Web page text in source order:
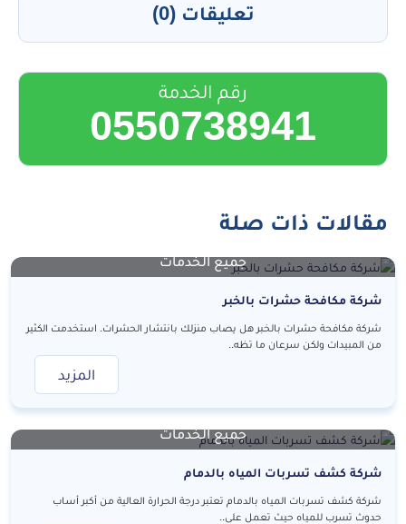
تعليقات (0)
رقم الخدمة
0550738941
مقالات ذات صلة
جميع الخدمات
شركة مكافحة حشرات بالخبر
شركة مكافحة حشرات بالخبر هل يصاب منزلك بانتشار الحشرات. استخدمت الكثير
من المبيدات ولكن سرعان ما تظه..
المزيد
جميع الخدمات
شركة كشف تسربات المياه بالدمام
شركة كشف تسربات المياه بالدمام تعتبر درجة الحرارة العالية من أكبر أساب
حدوث تسرب للمياه حيث تعمل على..